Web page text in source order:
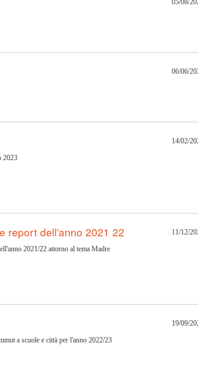
05/08/
06/06/
14/02/
2023
11/12/
report dell'anno 2021 22
2021/22 attorno al tema Madre
19/09/
a scuole e città per l'anno 2022/23